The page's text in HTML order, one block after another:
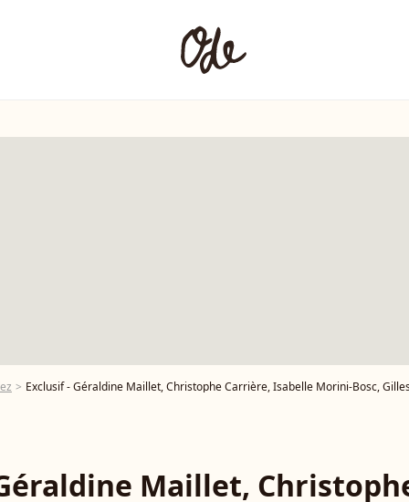
Exclusif - Géraldine Maillet, Christophe Carrière, Isabelle Morini-Bosc, Gilles Verdez, sur le plateau de l’émission « TPMP » La dernière sur C8, présentée par
Maillet,